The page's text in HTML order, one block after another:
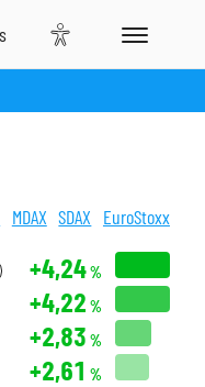
MDAX SDAX EuroStoxx
+4,24%
+4,22 %
+2,83 %
+2,61 %